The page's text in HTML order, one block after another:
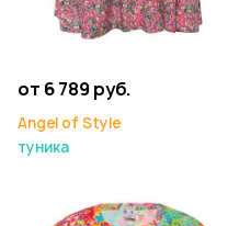
от 6 789 руб.
Angel of Style
туника